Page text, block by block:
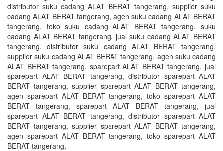
distributor suku cadang ALAT BERAT tangerang, supplier suku
cadang ALAT BERAT tangerang, agen suku cadang ALAT BERAT
tangerang, toko suku cadang ALAT BERAT tangerang, suku
cadang ALAT BERAT tangerang. jual suku cadang ALAT BERAT
tangerang, distributor suku cadang ALAT BERAT tangerang,
supplier suku cadang ALAT BERAT tangerang, agen suku cadang
ALAT BERAT tangerang, sparepart ALAT BERAT tangerang, jual
sparepart ALAT BERAT tangerang, distributor sparepart ALAT
BERAT tangerang, supplier sparepart ALAT BERAT tangerang,
agen sparepart ALAT BERAT tangerang, toko sparepart ALAT
BERAT tangerang, sparepart ALAT BERAT tangerang, jual
sparepart ALAT BERAT tangerang, distributor sparepart ALAT
BERAT tangerang, supplier sparepart ALAT BERAT tangerang,
agen sparepart ALAT BERAT tangerang, toko sparepart ALAT
BERAT tangerang,